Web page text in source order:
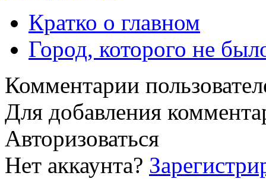
Кратко о главном
Город, которого не
Комментарии
Для добавления
Авторизоваться
Нет аккаунта?